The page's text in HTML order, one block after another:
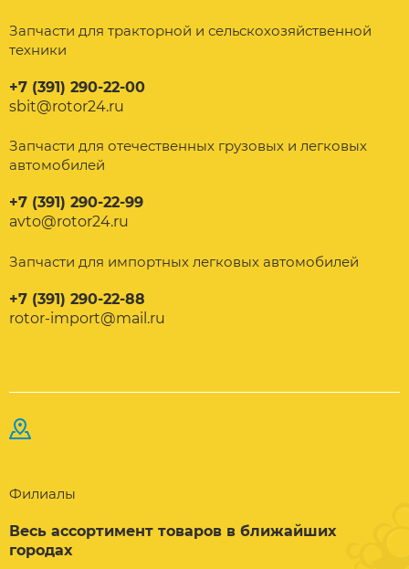
Запчасти для тракторной и сельскохозяйственной
техники
+7 (391) 290-22-00
sbit@rotor24.ru
Запчасти для отечественных грузовых и легковых
автомобилей
+7 (391) 290-22-99
avto@rotor24.ru
Запчасти для импортных легковых автомобилей
+7 (391) 290-22-88
rotor-import@mail.ru
Филиалы
Весь ассортимент товаров в ближайших
городах